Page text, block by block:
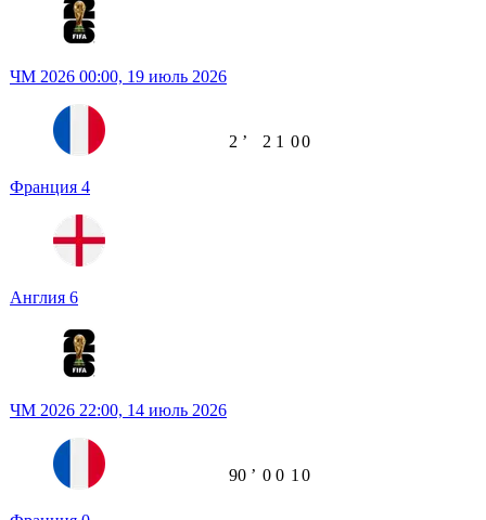
ЧМ 2026 00:00, 19 июль 2026
Франция 4
Англия 6
2 ʼ 2 1 00
ЧМ 2026 22:00, 14 июль 2026
90 ʼ 0 0 1 0